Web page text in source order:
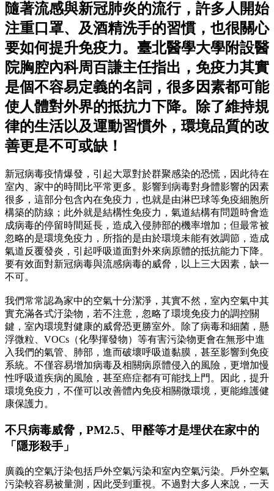
隨著流感與新冠肺炎的流行，許多人開始
注重口罩、及酒精洗手的習慣，也很關心
要如何提升免疫力。臺北醫學大學附設醫
院胸腔內科周百謙主任指出，免疫力其實
是個不容易定義的名詞，很多因素都可能
使人體對外界的抵抗力下降。除了維持規
律的生活以及運動習慣外，環境品質的改
善更是不可或缺！
新冠病毒疫情爆發，引起大眾對於群聚感染的恐慌，因此待在
室內、家中的時間比平常更多。影響到病毒對身體影響的因素
很多，這部分包含內在免疫力，也就是由淋巴球等免疫細胞所
構築的防線；此外就是結構性免疫力，氣道結構有問題時會造
成病毒的停留時間延長，造成入侵肺部的機率增加；但最常被
忽略的是環境免疫力，所指的是由於環境未能有效調節，造成
氣道反覆發炎，引起呼吸道面對外來病原體的抵抗能力下降。
要有效面對新冠病毒與流感病毒的威脅，以上三大因素，缺一
不可。
我們常常認為家中的空氣十分潔淨，其實不然，室內空氣中其
實充滿各式汙染物，若不注意，忽略了環境免疫力的調控關
鍵，室內環境對健康的威脅恐更勝室外。除了病毒和細菌，懸
浮微粒、VOCs（化學揮發物）等有害污染物更會在無形中進
入我們的氣管、肺部，進而破壞呼吸道黏膜，甚至影響到免疫
系統。不僅容易增加病毒及相關病原體侵入的風險，更增加慢
性呼吸道疾病的風險，甚至癌症都有可能找上門。因此，提升
環境免疫力，不僅可以改善體內免疫相關微環境，更能維護健
康保護力。
不只病毒威脅，PM2.5、甲醛等才是埋伏在家中的
「隱形殺手」
廣義的空氣汙染包括戶外空氣污染和室內空氣污染。戶外空氣
污染較容易被量測，因此受到重視。不過對大多人來說，一天